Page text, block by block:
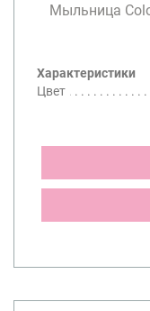
Мыльница
Характеристики
Цвет